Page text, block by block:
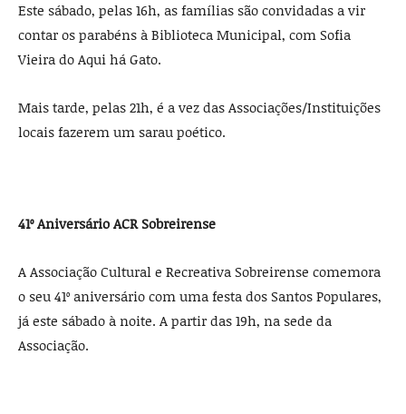
Este sábado, pelas 16h, as famílias são convidadas a vir
contar os parabéns à Biblioteca Municipal, com Sofia
Vieira do Aqui há Gato.
Mais tarde, pelas 21h, é a vez das Associações/Instituições
locais fazerem um sarau poético.
41º Aniversário ACR Sobreirense
A Associação Cultural e Recreativa Sobreirense comemora
o seu 41º aniversário com uma festa dos Santos Populares,
já este sábado à noite. A partir das 19h, na sede da
Associação.